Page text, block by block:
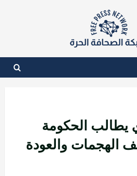
يطالب الحكومة
الهجمات والعودة